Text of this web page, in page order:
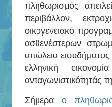
πληθωρισμός
περιβάλλον,
οικογενειακό
ασθενέστερων
απώλεια
ελληνική
ανταγωνιστικότητάς
Σήμερα ο